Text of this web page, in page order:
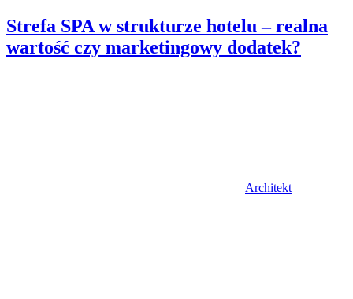
Strefa SPA w strukturze hotelu – realna
wartość czy marketingowy dodatek?
Architekt